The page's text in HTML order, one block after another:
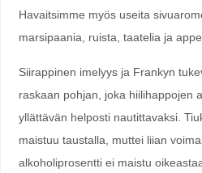
Havaitsimme myös useita
marsipaania, ruista, taatelia ja
Siirappinen imelyys ja Frankyn
raskaan pohjan, joka hiilihappojen
yllättävän helposti nautittavaksi.
maistuu taustalla, muttei liian
alkoholiprosentti ei maistu